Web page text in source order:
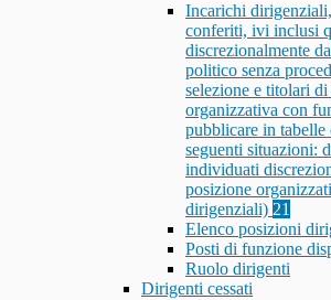
Incarichi
conferiti, ivi inclusi
discrezionalmente
politico senza
selezione e titolari
organizzativa con
pubblicare in tabelle
seguenti situazioni:
individuati
posizione
dirigenziali) 21
Elenco posizioni
Posti di funzione
Ruolo dirigenti
Dirigenti cessati